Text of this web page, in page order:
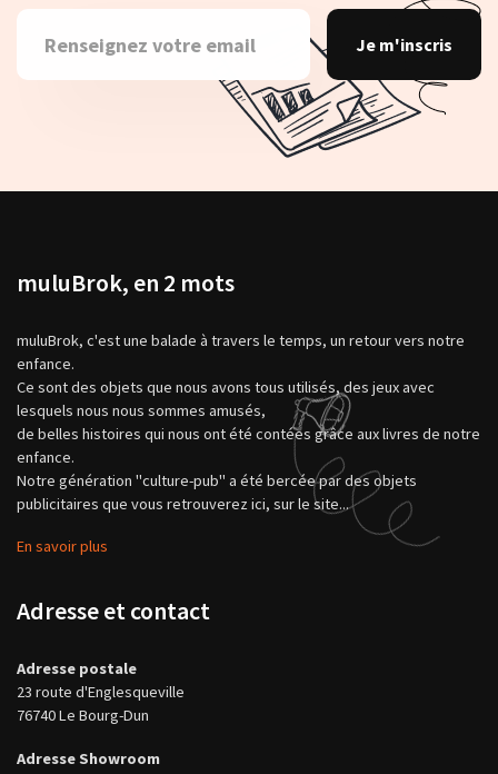
Je m'inscris
muluBrok, en 2 mots
muluBrok, c'est une balade à travers le temps, un retour vers notre
enfance.
Ce sont des objets que nous avons tous utilisés, des jeux avec
lesquels nous nous sommes amusés,
de belles histoires qui nous ont été contées grâce aux livres de notre
enfance.
Notre génération "culture-pub" a été bercée par des objets
publicitaires que vous retrouverez ici, sur le site...
En savoir plus
Adresse et contact
Adresse postale
23 route d'Englesqueville
76740 Le Bourg-Dun
Adresse Showroom